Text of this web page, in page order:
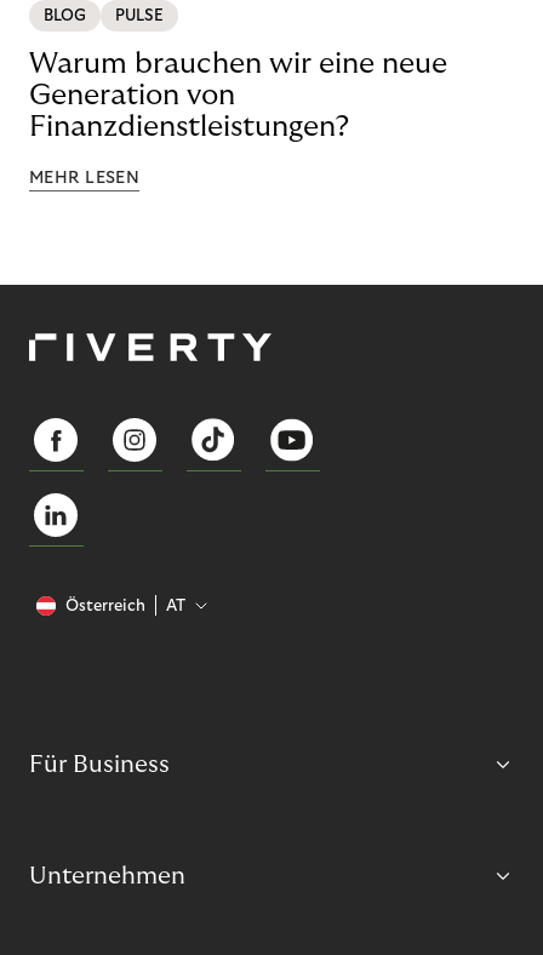
BLOG PULSE
Warum brauchen wir eine neue
Generation von
Finanzdienstleistungen?
MEHR LESEN
Österreich AT
Für Business
Unternehmen